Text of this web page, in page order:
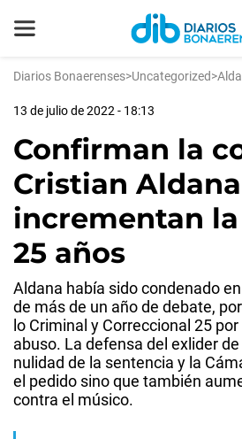
Diarios Bonaerenses>Uncategorized>
13 de julio de 2022 - 18:13
Confirman la
Cristian
incrementan la
25 años
Aldana había sido condenado
de más de un año de debate,
lo Criminal y Correccional 25
abuso. La defensa del exlider de
nulidad de la sentencia y la
el pedido sino que también
contra el músico.